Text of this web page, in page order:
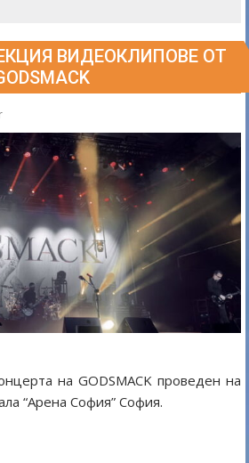
ВИДЕОКЛИПОВЕ ОТ
на GODSMACK проведен на
“Арена София” София.